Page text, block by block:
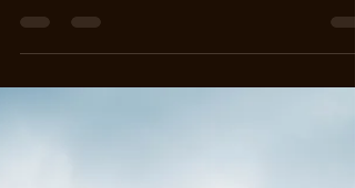
nos émotions dès que c'est inconfortable.